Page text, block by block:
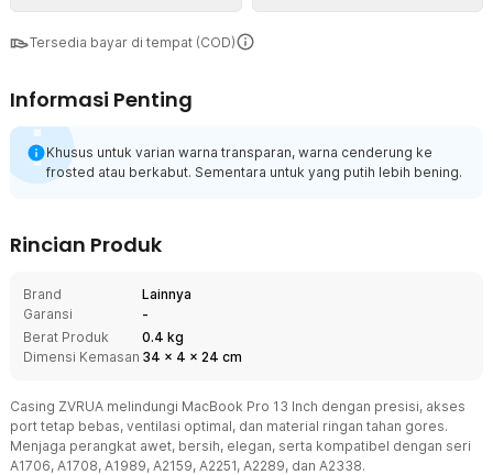
Tersedia bayar di tempat (COD)
Informasi Penting
Khusus untuk varian warna transparan, warna cenderung ke
frosted atau berkabut. Sementara untuk yang putih lebih bening.
Rincian Produk
Brand
Lainnya
Garansi
-
Berat Produk
0.4 kg
Dimensi Kemasan 34 x 4 x 24 cm
Casing ZVRUA melindungi MacBook Pro 13 Inch dengan presisi, akses
port tetap bebas, ventilasi optimal, dan material ringan tahan gores.
Menjaga perangkat awet, bersih, elegan, serta kompatibel dengan seri
A1706, A1708, A1989, A2159, A2251, A2289, dan A2338.